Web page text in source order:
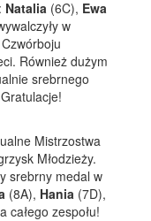
Natalia (6C), Ewa
w
Również dużym
srebrnego
Mistrzostwa
Młodzieży.
srebrny medal w
(8A), Hania (7D),
całego zespołu!